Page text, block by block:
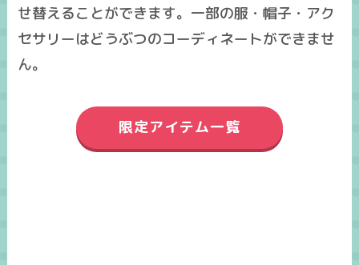
せ替えることができます。一部の服・帽子・アク
セサリーはどうぶつのコーディネートができませ
ん。
限定アイテム一覧